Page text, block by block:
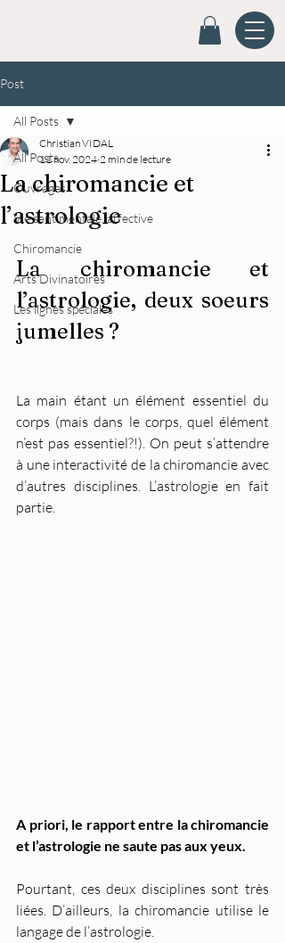
Post
All Posts
Ouvrages
Vie sentimentale, affective
Chiromancie
Arts Divinatoires
Les lignes spéciales
All Posts
La chiromancie et
l’astrologie
Christian VIDAL
11 nov. 2024 2 min de lecture
La chiromancie et
l’astrologie, deux soeurs
jumelles ?
La main étant un élément essentiel du
corps (mais dans le corps, quel élément
n’est pas essentiel?!). On peut s’attendre
à une interactivité de la chiromancie avec
d’autres disciplines. L’astrologie en fait
partie.
A priori, le rapport entre la chiromancie
et l’astrologie ne saute pas aux yeux.
Pourtant, ces deux disciplines sont très
liées. D’ailleurs, la chiromancie utilise le
langage de l’astrologie.